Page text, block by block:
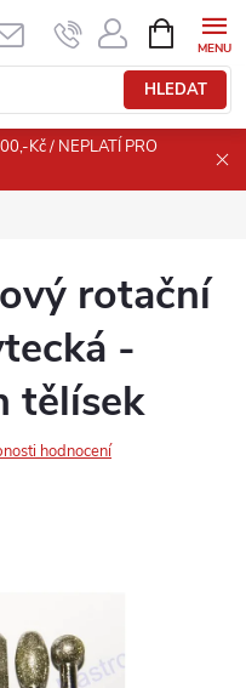
HLEDAT
NÁKUPNÍ
KOŠÍK
Kč / NEPLATÍ PRO
rotační
-
tělísek
hodnocení